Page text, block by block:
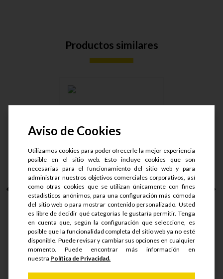
Productos similares
ABRAZ. INDUSTRIAL
S/.50.95
S/.38.22
Ver detalle
Aviso de Cookies
Utilizamos cookies para poder ofrecerle la mejor experiencia
posible en el sitio web. Esto incluye cookies que son
necesarias para el funcionamiento del sitio web y para
administrar nuestros objetivos comerciales corporativos, así
como otras cookies que se utilizan únicamente con fines
estadísticos anónimos, para una configuración más cómoda
del sitio web o para mostrar contenido personalizado. Usted
es libre de decidir qué categorías le gustaría permitir. Tenga
en cuenta que, según la configuración que seleccione, es
posible que la funcionalidad completa del sitio web ya no esté
disponible. Puede revisar y cambiar sus opciones en cualquier
momento. Puede encontrar más información en
nuestra Política de Privacidad.